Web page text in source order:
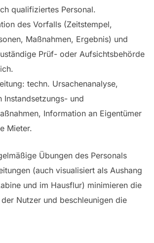
qualifiziertes Personal.
des Vorfalls (Zeitstempel,
Maßnahmen, Ergebnis) und
Prüf- oder Aufsichtsbehörde
techn. Ursachenanalyse,
Instandsetzungs- und
Information an Eigentümer
Mieter.
Übungen des Personals
(auch visualisiert als Aushang
und im Hausflur) minimieren die
Nutzer und beschleunigen die